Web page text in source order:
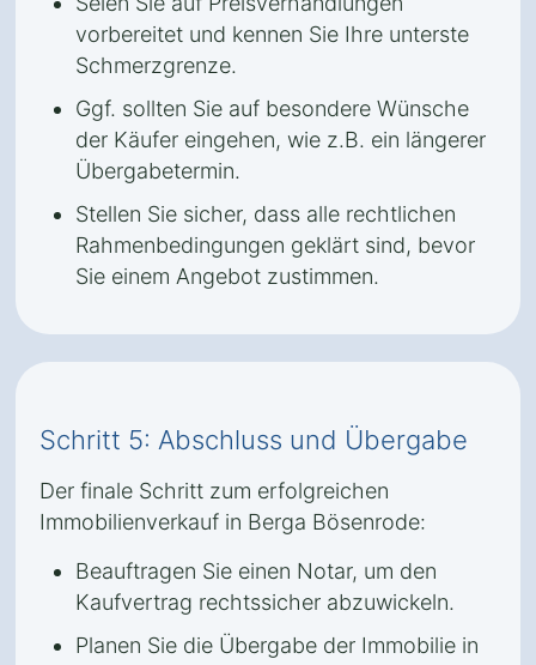
vorbereitet und kennen Sie Ihre unterste
Schmerzgrenze.
Ggf. sollten Sie auf besondere Wünsche
der Käufer eingehen, wie z.B. ein längerer
Übergabetermin.
Stellen Sie sicher, dass alle rechtlichen
Rahmenbedingungen geklärt sind, bevor
Sie einem Angebot zustimmen.
Schritt 5: Abschluss und Übergabe
Der finale Schritt zum erfolgreichen
Immobilienverkauf in Berga Bösenrode:
Beauftragen Sie einen Notar, um den
Kaufvertrag rechtssicher abzuwickeln.
Planen Sie die Übergabe der Immobilie in